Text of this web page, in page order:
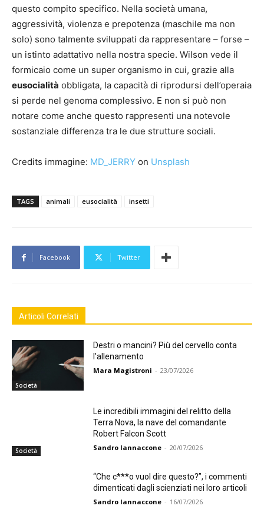
questo compito specifico. Nella società umana,
aggressività, violenza e prepotenza (maschile ma non
solo) sono talmente sviluppati da rappresentare – forse –
un istinto adattativo nella nostra specie. Wilson vede il
formicaio come un super organismo in cui, grazie alla
eusocialità obbligata, la capacità di riprodursi dell’operaia
si perde nel genoma complessivo. E non si può non
notare come anche questo rappresenti una notevole
sostanziale differenza tra le due strutture sociali.
Credits immagine: MD_JERRY on Unsplash
TAGS animali eusocialità insetti
Facebook Twitter
Articoli Correlati
Società
Destri o mancini? Più del cervello conta
l’allenamento
Mara Magistroni - 23/07/2026
Società
Le incredibili immagini del relitto della
Terra Nova, la nave del comandante
Robert Falcon Scott
Sandro Iannaccone - 20/07/2026
“Che c***o vuol dire questo?”, i commenti
dimenticati dagli scienziati nei loro articoli
Sandro Iannaccone - 16/07/2026